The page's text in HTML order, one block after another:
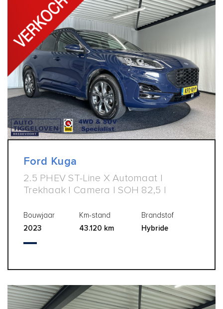
Ford Kuga
2.5 PHEV ST-Line X Automaat |
Trekhaak | Camera | SOH 82,5 |
Bouwjaar
2023
Km-stand
43.120 km
Brandstof
Hybride